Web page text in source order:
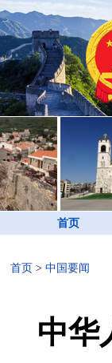
首页
首页 > 中国要闻
中华